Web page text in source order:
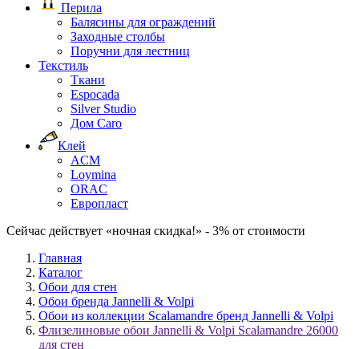
Перила
Балясины для ограждений
Заходные столбы
Поручни для лестниц
Текстиль
Ткани
Espocada
Silver Studio
Дом Caro
Клей
ACM
Loymina
ORAC
Европласт
Сейчас действует «ночная скидка!» - 3% от стоимости
Главная
Каталог
Обои для стен
Обои бренда Jannelli & Volpi
Обои из коллекции Scalamandre бренд Jannelli & Volpi
Флизелиновые обои Jannelli & Volpi Scalamandre 26000
для стен